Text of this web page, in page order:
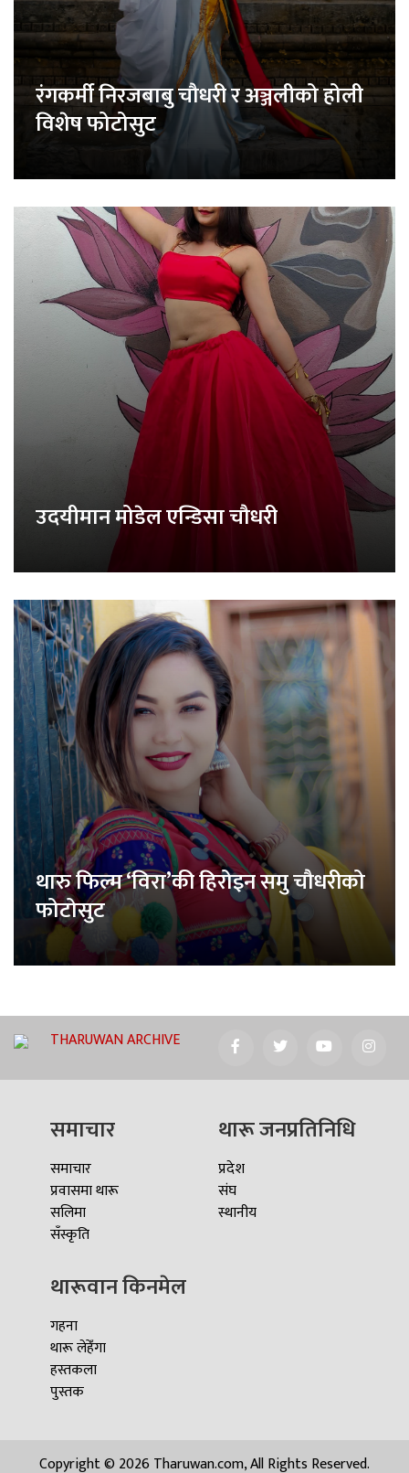
रंगकर्मी निरजबाबु चौधरी र अञ्जलीको होली
विशेष फोटोसुट
उदयीमान मोडेल एन्डिसा चौधरी
थारु फिल्म ‘विरा’की हिरोइन समु चौधरीको
फोटोसुट
THARUWAN ARCHIVE
समाचार
समाचार
प्रवासमा थारू
सलिमा
सँस्कृति
थारू जनप्रतिनिधि
प्रदेश
संघ
स्थानीय
थारूवान किनमेल
गहना
थारू लेहेँगा
हस्तकला
पुस्तक
Copyright © 2026 Tharuwan.com, All Rights Reserved.